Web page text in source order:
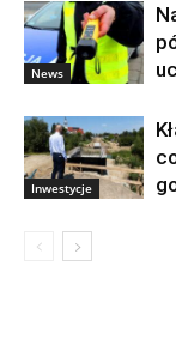
News
Inwestycje